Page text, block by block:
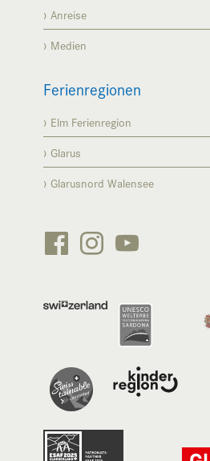
Anreise
Medien
Ferienregionen
Elm Ferienregion
Glarus
Glarusnord Walensee

 